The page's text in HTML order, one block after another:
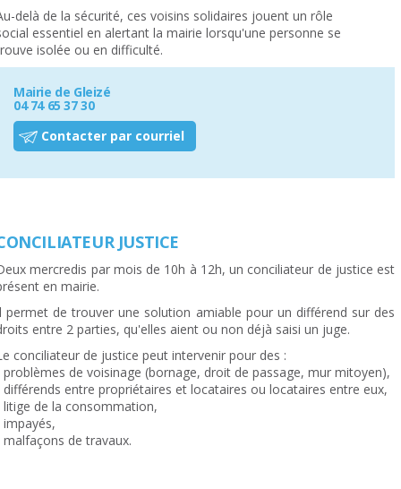
delà de la sécurité, ces voisins solidaires jouent un rôle
essentiel en alertant la mairie lorsqu'une personne se
isolée ou en difficulté.
Mairie de Gleizé
04 74 65 37 30
Contacter par courriel
JUSTICE
mercredis par mois de 10h à 12h, un conciliateur de justice est
en mairie.
permet de trouver une solution amiable pour un différend sur des
entre 2 parties, qu'elles aient ou non déjà saisi un juge.
conciliateur de justice peut intervenir pour des :
problèmes de voisinage (bornage, droit de passage, mur mitoyen),
différends entre propriétaires et locataires ou locataires entre eux,
litige de la consommation,
impayés,
malfaçons de travaux.